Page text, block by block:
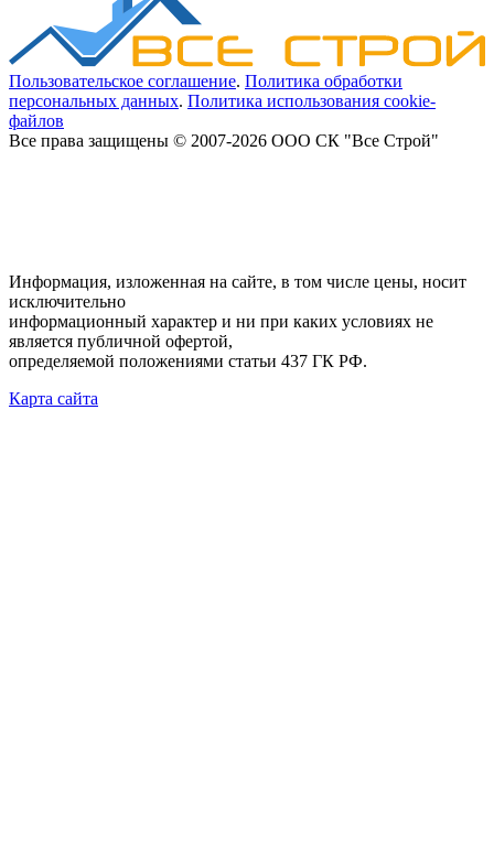
Пользовательское соглашение. Политика обработки
персональных данных. Политика использования cookie-
файлов
Все права защищены © 2007-2026 ООО СК "Все Строй"
Информация, изложенная на сайте, в том числе цены, носит
исключительно
информационный характер и ни при каких условиях не
является публичной офертой,
определяемой положениями статьи 437 ГК РФ.
Карта сайта